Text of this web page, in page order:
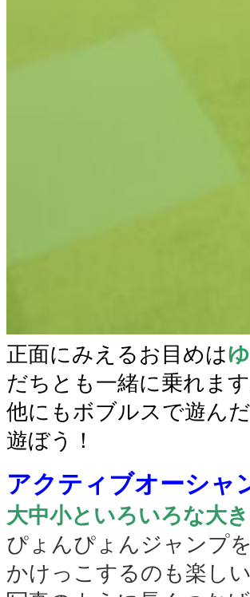
正面にみえるお目めは
だちとも一緒に乗れます
他にもボブルスで遊ん
遊ぼう！
アクティブオーシャ
大中小といろいろな大
ぴょんぴょんジャンプ
かけっこするのも楽しい